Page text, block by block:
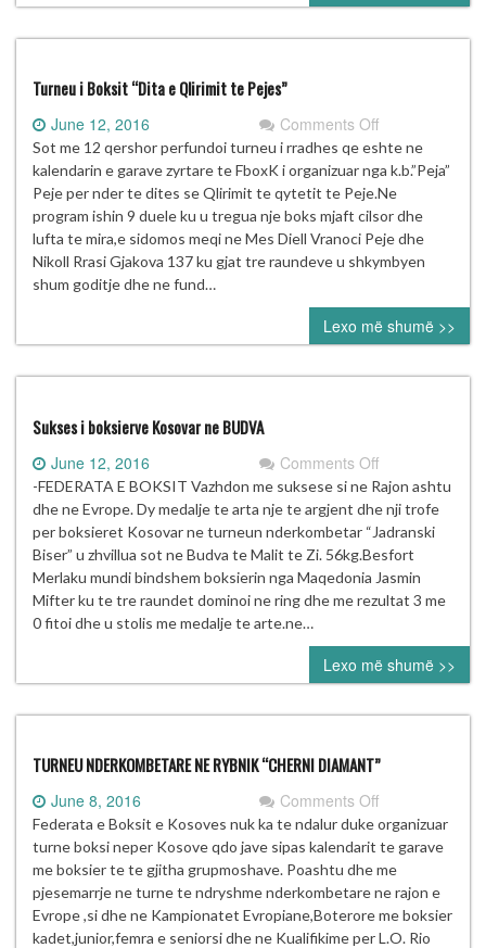
Turneu i Boksit “Dita e Qlirimit te Pejes”
June 12, 2016 Comments Offon
Turneu
i
Boksit
“Dita
e
Qlirimit
Pejes”
Sot me 12 qershor perfundoi turneu i rradhes qe eshte ne
kalendarin e garave zyrtare te FboxK i organizuar nga k.b.”Peja”
Peje per nder te dites se Qlirimit te qytetit te Peje.Ne
program ishin 9 duele ku u tregua nje boks mjaft cilsor dhe
lufta te mira,e sidomos meqi ne Mes Diell Vranoci Peje dhe
Nikoll Rrasi Gjakova 137 ku gjat tre raundeve u shkymbyen
shum goditje dhe ne fund…
Lexo më shumë >>
Sukses i boksierve Kosovar ne BUDVA
June 12, 2016 Comments Offon
Sukses
i
boksierve
Kosovar
ne
BUDVA
-FEDERATA E BOKSIT Vazhdon me suksese si ne Rajon ashtu
dhe ne Evrope. Dy medalje te arta nje te argjent dhe nji trofe
per boksieret Kosovar ne turneun nderkombetar “Jadranski
Biser” u zhvillua sot ne Budva te Malit te Zi. 56kg.Besfort
Merlaku mundi bindshem boksierin nga Maqedonia Jasmin
Mifter ku te tre raundet dominoi ne ring dhe me rezultat 3 me
0 fitoi dhe u stolis me medalje te arte.ne…
Lexo më shumë >>
TURNEU NDERKOMBETARE NE RYBNIK “CHERNI DIAMANT”
June 8, 2016 Comments Offon
TURNEU
NE
RYBNIK
“CHERNI
DIAMANT”
Federata e Boksit e Kosoves nuk ka te ndalur duke organizuar
turne boksi neper Kosove qdo jave sipas kalendarit te garave
me boksier te te gjitha grupmoshave. Poashtu dhe me
pjesemarrje ne turne te ndryshme nderkombetare ne rajon e
Evrope ,si dhe ne Kampionatet Evropiane,Boterore me boksier
kadet,junior,femra e seniorsi dhe ne Kualifikime per L.O. Rio